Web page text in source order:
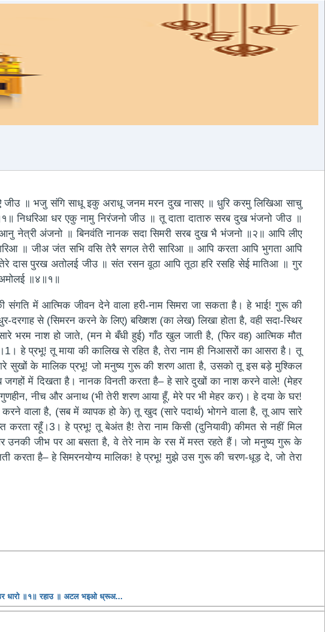
जीउ ॥ भजु संगि साधू इकु अराधू जनम मरन दुख नासए ॥ धुरि करमु लिखिआ साचु
निधरिआ धर एकु नामु निरंजनो जीउ ॥ तू दाता दातारु सरब दुख भंजनो जीउ ॥
नेत्री अंजनो ॥ बिनवंति नानक सदा सिमरी सरब दुख भै भंजनो ॥२॥ आपि लीए
॥ जीअ जंत सभि वसि तेरै सगल तेरी सारिआ ॥ आपि करता आपि भुगता आपि
दास पुरख अतोलई जीउ ॥ संत रसन वूठा आपि तूठा हरि रसहि सेई मातिआ ॥ गुर
अमोलई ॥४॥१॥
में आत्मिक जीवन देने वाला हरी-नाम सिमरा जा सकता है। हे भाई! गुरू की
से (सिमरन करने के लिए) बख्शिश (का लेख) लिखा होता है, वही सदा-स्थिर
भरम नाश हो जाते, (मन मे बँधी हुई) गाँठ खुल जाती है, (फिर वह) आत्मिक मौत
हे प्रभू! तू माया की कालिख से रहित है, तेरा नाम ही निआसरों का आसरा है। तू
सुखों के मालिक प्रभू! जो मनुष्य गुरू की शरण आता है, उसको तू इस बड़े मुश्किल
में दिखता है। नानक विनती करता है– हे सारे दुखों का नाश करने वाले! (मेहर
नीच और अनाथ (भी तेरी शरण आया हूँ, मेरे पर भी मेहर कर)। हे दया के घर!
वाला है, (सब में व्यापक हो के) तू खुद (सारे पदार्थ) भोगने वाला है, तू आप सारे
रहूँ।3। हे प्रभू! तू बेअंत है! तेरा नाम किसी (दुनियावी) कीमत से नहीं मिल
उनकी जीभ पर आ बसता है, वे तेरे नाम के रस में मस्त रहते हैं। जो मनुष्य गुरू के
करता है– हे सिमरनयोग्य मालिक! हे प्रभू! मुझे उस गुरू की चरण-धूड़ दे, जो तेरा
उर धारो ॥१॥ रहाउ ॥ अटल भइओ ध्रूअ...